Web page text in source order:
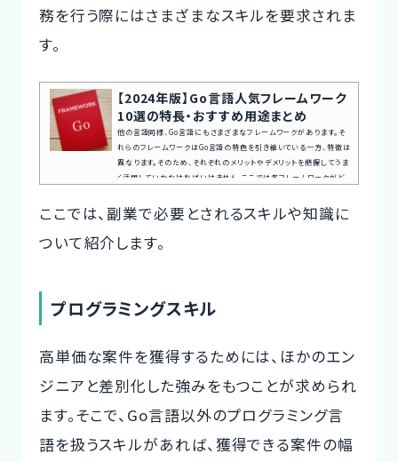
務を行う際にはさまざまなスキルを要求されま
す。
【2024年版】Go言語人気フレームワーク
10選の特長・おすすめ用途まとめ
他の言語同様、Go言語にもさまざまなフレームワークがあります。そ
れらのフレームワークはGo言語の特色を引き継いでいる一方、特徴は
異なります。そのため、それぞれのメリットやデメリットを把握してうま
く活用していかなければいけません。ここでは各フレームワークがど
み交渉の不安、専任エージェントが全てサポート今すぐ無料キャリア
相談を申し込むGo言語のフレームワークとは？Go言語のフレームワ
ークは、Go言語（またはGolang）をベースにしたアプリケーション...
ここでは、副業で必要とされるスキルや知識に
ついて紹介します。
プログラミングスキル
高単価な案件を獲得するためには、ほかのエン
ジニアと差別化した強みをもつことが求められ
ます。そこで、Go言語以外のプログラミング言
語を扱うスキルがあれば、獲得できる案件の幅